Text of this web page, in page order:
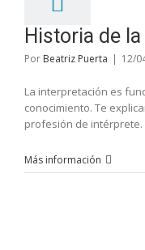
Historia de
Por Beatriz Puerta | 12/
La interpretación es
conocimiento. Te
profesión de intérprete.
Más información